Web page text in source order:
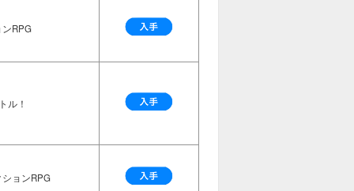
RPG
ル！
ョンRPG